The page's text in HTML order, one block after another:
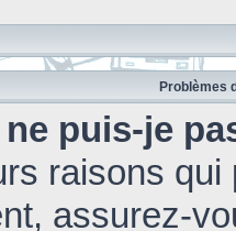
Problèmes
puis-je
raisons
assurez-